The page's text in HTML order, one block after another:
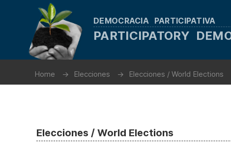
DEMOCRACIA PARTICIPATIVA
PARTICIPATORY
Home Elecciones Elecciones / World Elections
Elecciones / World Elections